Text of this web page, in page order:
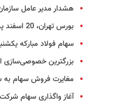
هشدار مدیر عامل
بورس تهران، 20 اسفند پذیرای فولاد مبارکه
سهام فولاد مبارکه یکشنبه 20 اسفند عرضه
بزرگترین خصوصی‌سازی
مغایرت فروش سهام به
آغاز واگذاری سهام